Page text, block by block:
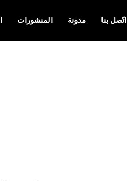
المنشورات مدونة اتّصل بنا